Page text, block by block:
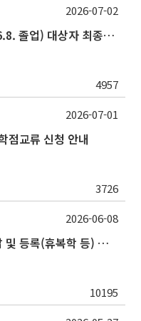
2025학년도 후기 학위수여(2026.8. 졸업) 대상자 최종인준 논문 제출 안내
4957
2026-07-02
점교류 신청 안내
3726
2026-07-01
2026학년도 제2학기 등록금 수납 및 등록(휴복학 등) 일정 안내
10195
2026-06-08